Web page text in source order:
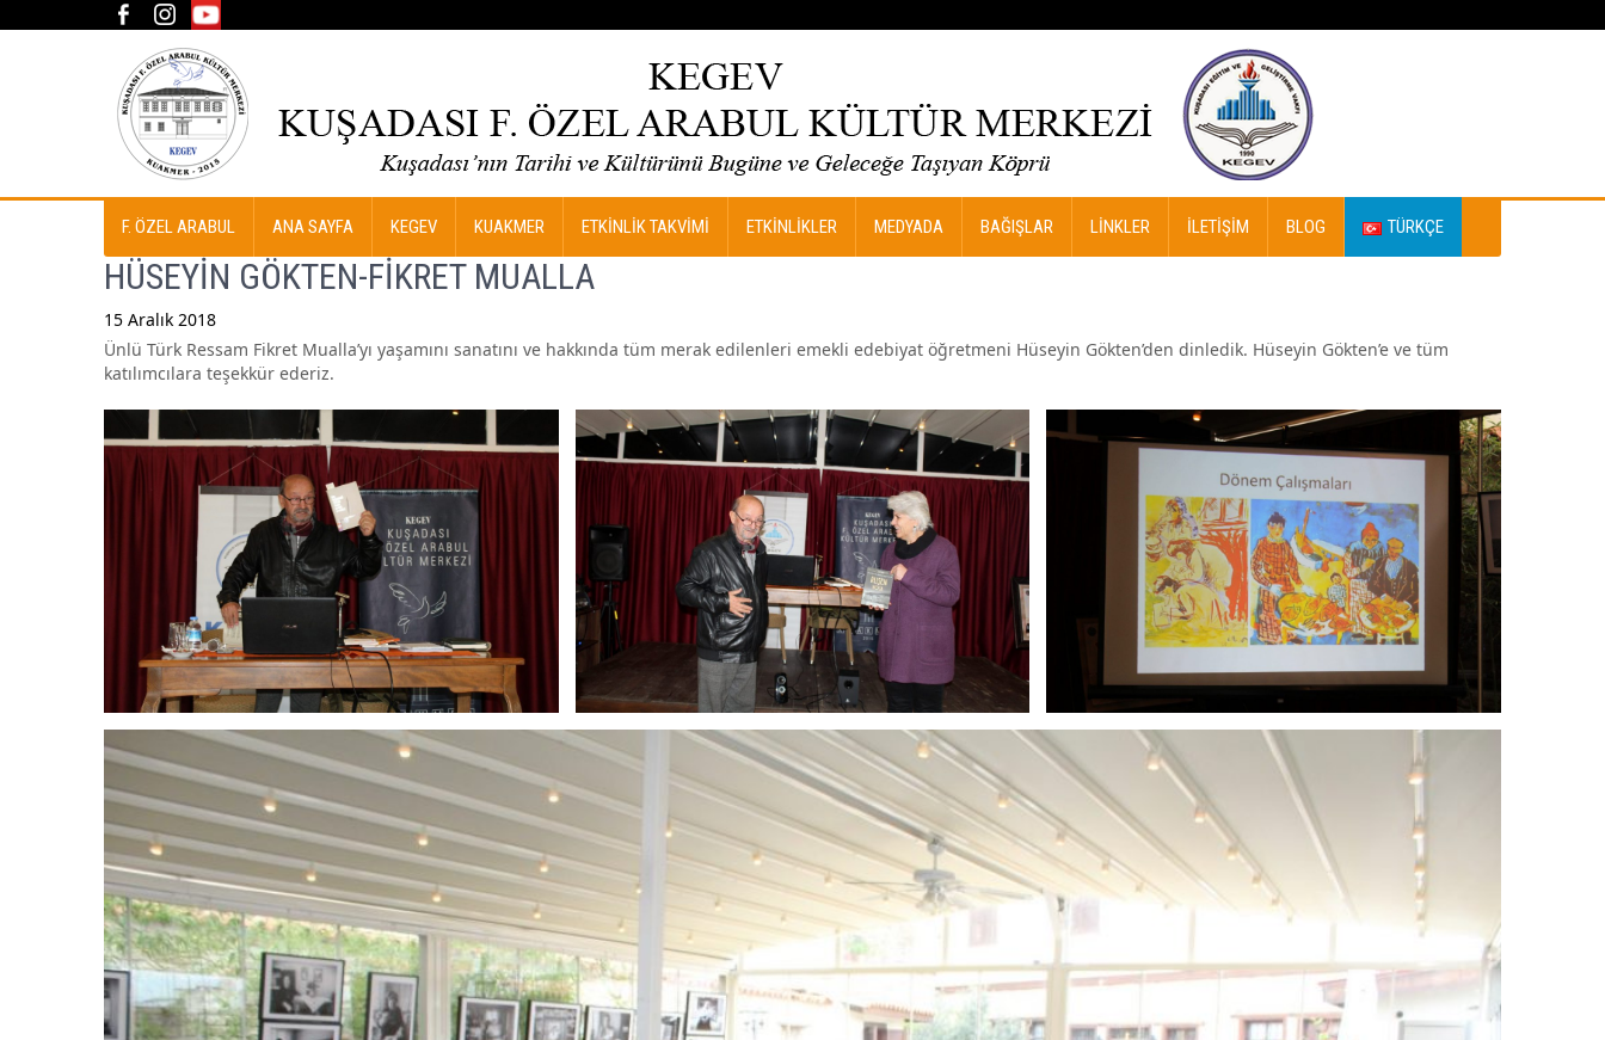
F. ÖZEL ARABUL ANA SAYFA KEGEV KUAKMER ETKİNLİK TAKVİMİ ETKİNLİKLER MEDYADA BAĞIŞLAR LINKLER İLETIŞIM BLOG TÜRKÇE
HÜSEYİN GÖKTEN-FİKRET MUALLA
15 Aralık 2018
Ünlü Türk Ressam Fikret Mualla’yı yaşamını sanatını ve hakkında tüm merak edilenleri emekli edebiyat öğretmeni Hüseyin Gökten’den dinledik. Hüseyin Gökten’e ve tüm
katılımcılara teşekkür ederiz.
Post